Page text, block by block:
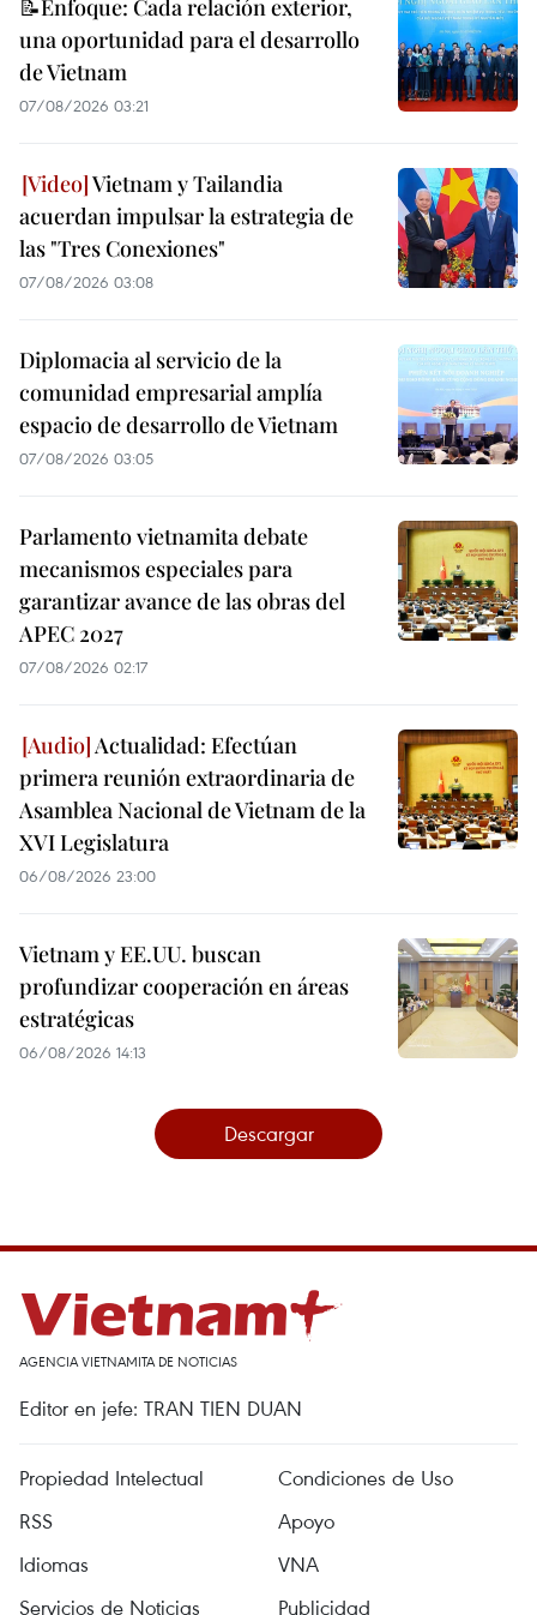
📝Enfoque: Cada relación exterior,
una oportunidad para el desarrollo
de Vietnam
07/08/2026 03:21
Vietnam y Tailandia
acuerdan impulsar la estrategia de
las "Tres Conexiones"
07/08/2026 03:08
Diplomacia al servicio de la
comunidad empresarial amplía
espacio de desarrollo de Vietnam
07/08/2026 03:05
Parlamento vietnamita debate
mecanismos especiales para
garantizar avance de las obras del
APEC 2027
07/08/2026 02:17
Actualidad: Efectúan
primera reunión extraordinaria de
Asamblea Nacional de Vietnam de la
XVI Legislatura
06/08/2026 23:00
Vietnam y EE.UU. buscan
profundizar cooperación en áreas
estratégicas
06/08/2026 14:13
Descargar
AGENCIA VIETNAMITA DE NOTICIAS
Editor en jefe: TRAN TIEN DUAN
Propiedad Intelectual
Condiciones de Uso
RSS
Apoyo
Idiomas
VNA
Servicios de Noticias
Publicidad